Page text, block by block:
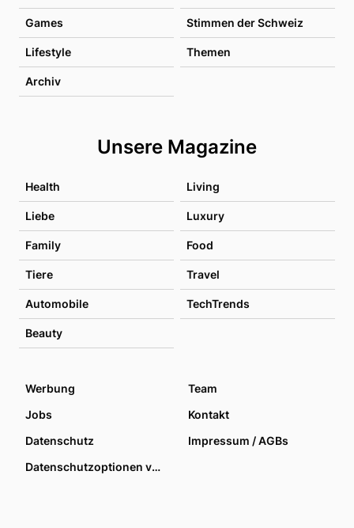
Games Stimmen der Schweiz
Lifestyle Themen
Archiv
Unsere Magazine
Health Living
Liebe Luxury
Family Food
Tiere Travel
Automobile TechTrends
Beauty
Werbung
Team
Jobs
Kontakt
Datenschutz
Impressum / AGBs
Datenschutzoptionen verwalten